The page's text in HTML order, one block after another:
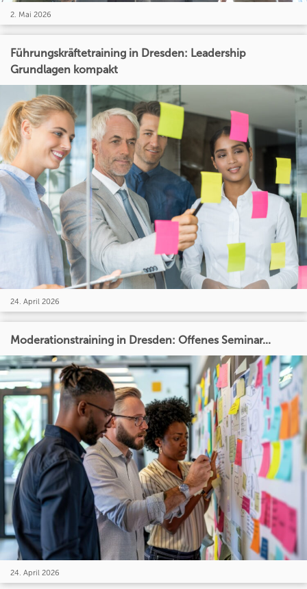
2. Mai 2026
Führungskräftetraining in Dresden: Leadership
Grundlagen kompakt
24. April 2026
Moderationstraining in Dresden: Offenes Seminar...
24. April 2026